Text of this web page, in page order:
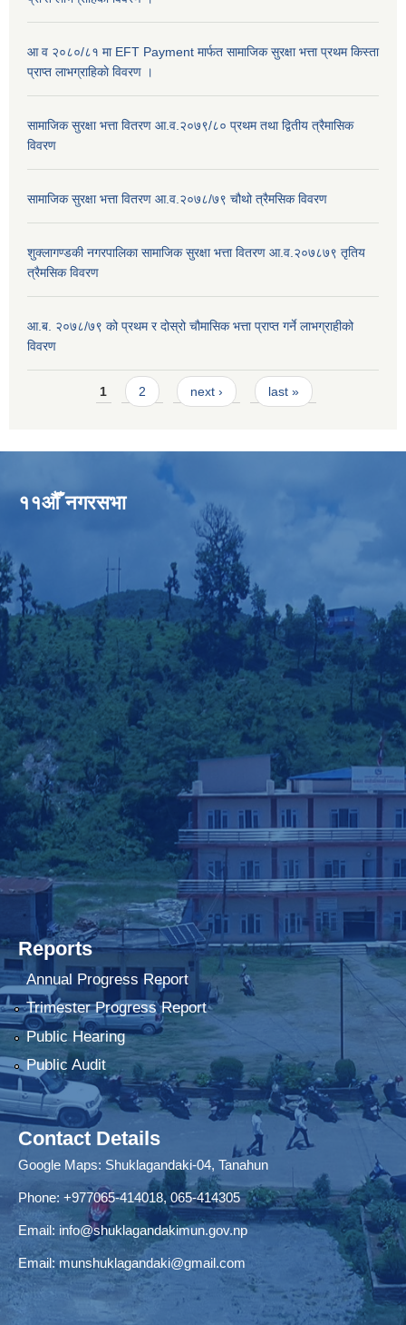
आ व २०८०/८१ मा EFT Payment मार्फत सामाजिक सुरक्षा भत्ता प्रथम किस्ता
प्राप्त लाभग्राहिकाे विवरण ।
सामाजिक सुरक्षा भत्ता वितरण आ.व.२०७९/८० प्रथम तथा द्वितीय त्रैमासिक
विवरण
सामाजिक सुरक्षा भत्ता वितरण आ.व.२०७८/७९ चौथो त्रैमसिक विवरण
शुक्लागण्डकी नगरपालिका सामाजिक सुरक्षा भत्ता वितरण आ.व.२०७८७९ तृतिय
त्रैमसिक विवरण
आ.ब. २०७८/७९ को प्रथम र दोस्रो चौमासिक भत्ता प्राप्त गर्ने लाभग्राहीको
विवरण
Pages1 2 next › last »
११औँ नगरसभा
Reports
Annual Progress Report
Trimester Progress Report
Public Hearing
Public Audit
Contact Details
Google Maps: Shuklagandaki-04, Tanahun
Phone: +977065-414018,065-414305
Email: info@shuklagandakimun.gov.np
Email:munshuklagandaki@gmail.com